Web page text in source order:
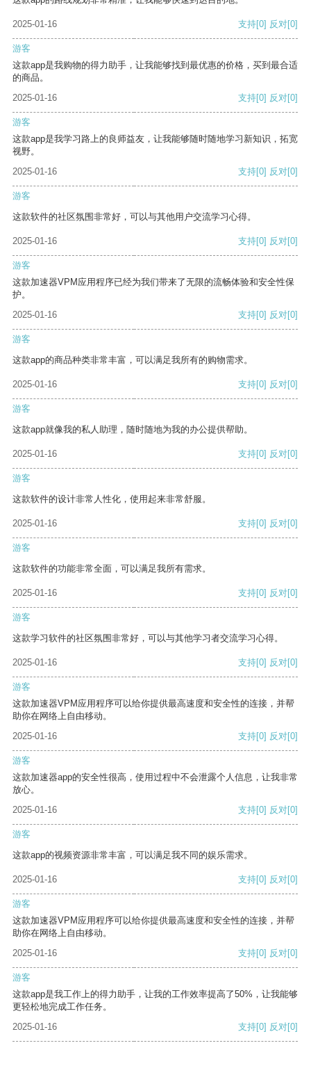
2025-01-16 支持[0] 反对[0]
游客
这款app是我购物的得力助手，让我能够找到最优惠的价格，买到最合适
的商品。
2025-01-16
支持[0] 反对[0]
游客
这款app是我学习路上的良师益友，让我能够随时随地学习新知识，拓宽
视野。
2025-01-16
支持[0] 反对[0]
游客
这款软件的社区氛围非常好，可以与其他用户交流学习心得。
2025-01-16 支持[0] 反对[0]
游客
这款加速器VPM应用程序已经为我们带来了无限的流畅体验和安全性保
护。
2025-01-16
支持[0] 反对[0]
游客
这款app的商品种类非常丰富，可以满足我所有的购物需求。
2025-01-16 支持[0] 反对[0]
游客
这款app就像我的私人助理，随时随地为我的办公提供帮助。
2025-01-16 支持[0] 反对[0]
游客
这款软件的设计非常人性化，使用起来非常舒服。
2025-01-16 支持[0] 反对[0]
游客
这款软件的功能非常全面，可以满足我所有需求。
2025-01-16 支持[0] 反对[0]
游客
这款学习软件的社区氛围非常好，可以与其他学习者交流学习心得。
2025-01-16 支持[0] 反对[0]
游客
这款加速器VPM应用程序可以给你提供最高速度和安全性的连接，并帮
助你在网络上自由移动。
2025-01-16
支持[0] 反对[0]
游客
这款加速器app的安全性很高，使用过程中不会泄露个人信息，让我非常
放心。
2025-01-16
支持[0] 反对[0]
游客
这款app的视频资源非常丰富，可以满足我不同的娱乐需求。
2025-01-16 支持[0] 反对[0]
游客
这款加速器VPM应用程序可以给你提供最高速度和安全性的连接，并帮
助你在网络上自由移动。
2025-01-16
支持[0] 反对[0]
游客
这款app是我工作上的得力助手，让我的工作效率提高了50%，让我能够
更轻松地完成工作任务。
2025-01-16
支持[0] 反对[0]